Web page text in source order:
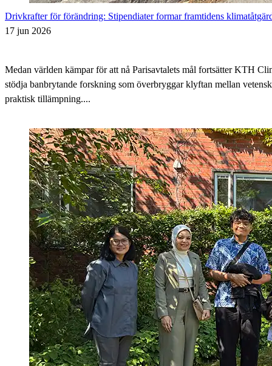
Drivkrafter för förändring: Stipendiater formar framtidens
17 jun 2026
Medan världen kämpar för att nå Parisavtalets mål fortsätter KTH
stödja banbrytande forskning som överbryggar klyftan mellan
praktisk tillämpning....